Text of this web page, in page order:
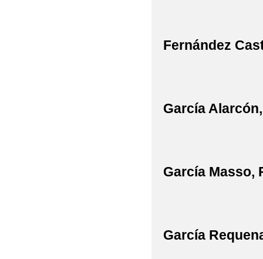
Fernández
García
García Masso,
García